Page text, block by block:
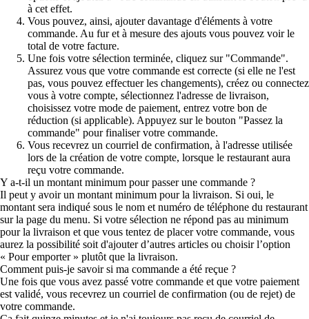
à cet effet.
Vous pouvez, ainsi, ajouter davantage d'éléments à votre
commande. Au fur et à mesure des ajouts vous pouvez voir le
total de votre facture.
Une fois votre sélection terminée, cliquez sur "Commande".
Assurez vous que votre commande est correcte (si elle ne l'est
pas, vous pouvez effectuer les changements), créez ou connectez
vous à votre compte, sélectionnez l'adresse de livraison,
choisissez votre mode de paiement, entrez votre bon de
réduction (si applicable). Appuyez sur le bouton "Passez la
commande" pour finaliser votre commande.
Vous recevrez un courriel de confirmation, à l'adresse utilisée
lors de la création de votre compte, lorsque le restaurant aura
reçu votre commande.
Y a-t-il un montant minimum pour passer une commande ?
Il peut y avoir un montant minimum pour la livraison. Si oui, le
montant sera indiqué sous le nom et numéro de téléphone du restaurant
sur la page du menu. Si votre sélection ne répond pas au minimum
pour la livraison et que vous tentez de placer votre commande, vous
aurez la possibilité soit d'ajouter d’autres articles ou choisir l’option
« Pour emporter » plutôt que la livraison.
Comment puis-je savoir si ma commande a été reçue ?
Une fois que vous avez passé votre commande et que votre paiement
est validé, vous recevrez un courriel de confirmation (ou de rejet) de
votre commande.